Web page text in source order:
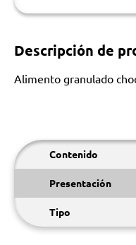
Descripción de
Alimento granulado
Contenido
Presentación
Tipo